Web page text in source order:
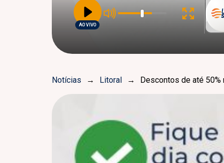
AO VIVO
Notícias → Litoral → Descontos de até